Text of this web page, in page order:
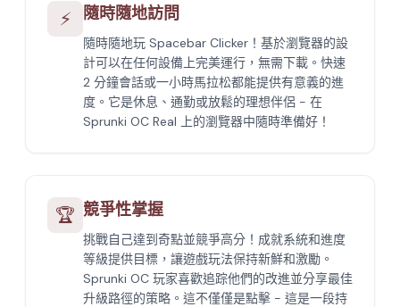
⚡ 隨時隨地訪問
隨時隨地玩 Spacebar Clicker！基於瀏覽器的設
計可以在任何設備上完美運行，無需下載。快速
2 分鐘會話或一小時馬拉松都能提供有意義的進
度。它是休息、通勤或放鬆的理想伴侶 - 在
Sprunki OC Real 上的瀏覽器中隨時準備好！
🏆 競爭性掌握
挑戰自己達到奇點並競爭高分！成就系統和進度
等級提供目標，讓遊戲玩法保持新鮮和激勵。
Sprunki OC 玩家喜歡追踪他們的改進並分享最佳
升級路徑的策略。這不僅僅是點擊 - 這是一段持